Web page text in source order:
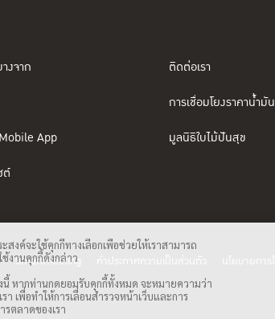
งจาก
App
ต์
ติดต่อเรา
การเชื่อมโยงราคาน้ำมัน
มูลนิธิใบไม้ปันสุข
Smartmeeting
สงค์จะใช้คุกกี้ทางเลือกเพื่อช่วยให้เราสามารถ
ช้งานคุกกี้ดังกล่าว
งนี้ หากท่านกดยอมรับคุกกี้ทั้งหมด จะหมายความว่า
เพื่อทำให้การเลื่อนสำรวจหน้าเว็บและการ
ตลาดของเรา